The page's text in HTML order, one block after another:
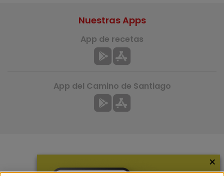
Nuestras Apps
App de recetas
App del Camino de Santiago
×